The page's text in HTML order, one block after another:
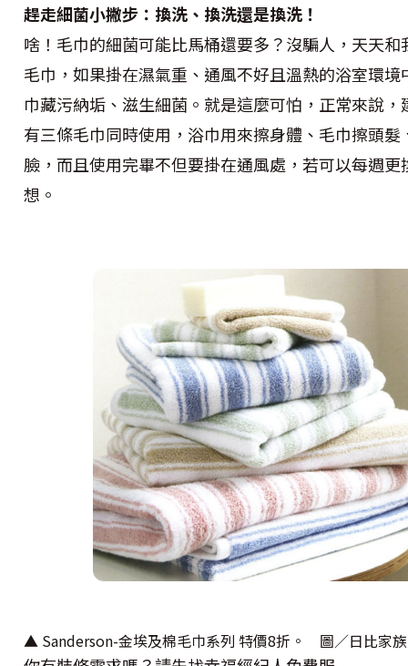
趕走細菌小撇步：換洗、換洗還是換洗！
啥！毛巾的細菌可能比馬桶還要多？沒騙人，天天和
毛巾，如果掛在濕氣重、通風不好且溫熱的浴室環境
巾藏污納垢、滋生細菌。就是這麼可怕，正常來說，
有三條毛巾同時使用，浴巾用來擦身體、毛巾擦頭髮
臉，而且使用完畢不但要掛在通風處，若可以每週更
想。
▲ Sanderson-金埃及棉毛巾系列 特價8折。 圖／日比家族